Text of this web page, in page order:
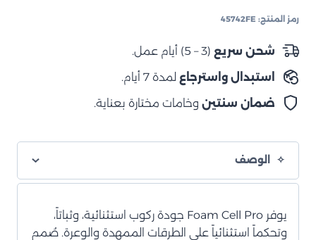
صدمات
خلوي
خلفي
رمز المنتج: 45742FE
شحن سريع (3 – 5) أيام عمل.
استبدال واسترجاع لمدة 7 أيام.
ضمان سنتين وخامات مختارة بعناية.
الوصف
يوفر Foam Cell Pro جودة ركوب استثنائية، وثباتاً،
وتحكماً استثنائياً على الطرقات الممهدة والوعرة. صُمم